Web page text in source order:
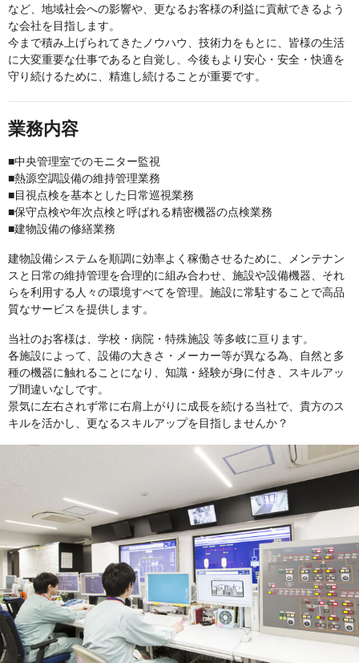
など、地域社会への影響や、更なるお客様の利益に貢献できるよう
な会社を目指します。
今まで積み上げられてきたノウハウ、技術力をもとに、皆様の生活
に大変重要な仕事であると自覚し、今後もより安心・安全・快適を
守り続けるために、精進し続けることが重要です。
業務内容
■中央管理室でのモニター監視
■熱源空調設備の維持管理業務
■目視点検を基本とした日常巡視業務
■保守点検や年次点検と呼ばれる精密機器の点検業務
■建物設備の修繕業務
建物設備システムを順調に効率よく稼働させるために、メンテナン
スと日常の維持管理を合理的に組み合わせ、施設や設備機器、それ
らを利用する人々の環境すべてを管理。施設に常駐することで高品
質なサービスを提供します。
当社のお客様は、学校・病院・特殊施設 等多岐に亘ります。
各施設によって、設備の大きさ・メーカー等が異なる為、自然と多
種の機器に触れることになり、知識・経験が身に付き、スキルアッ
プ間違いなしです。
景気に左右されず常に右肩上がりに成長を続ける当社で、貴方のス
キルを活かし、更なるスキルアップを目指しませんか？